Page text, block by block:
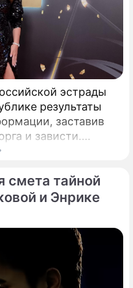
эстрады
результаты
заставив
и зависти.
всегда
снимки
бурю в Сети.
смета тайной
и Энрике